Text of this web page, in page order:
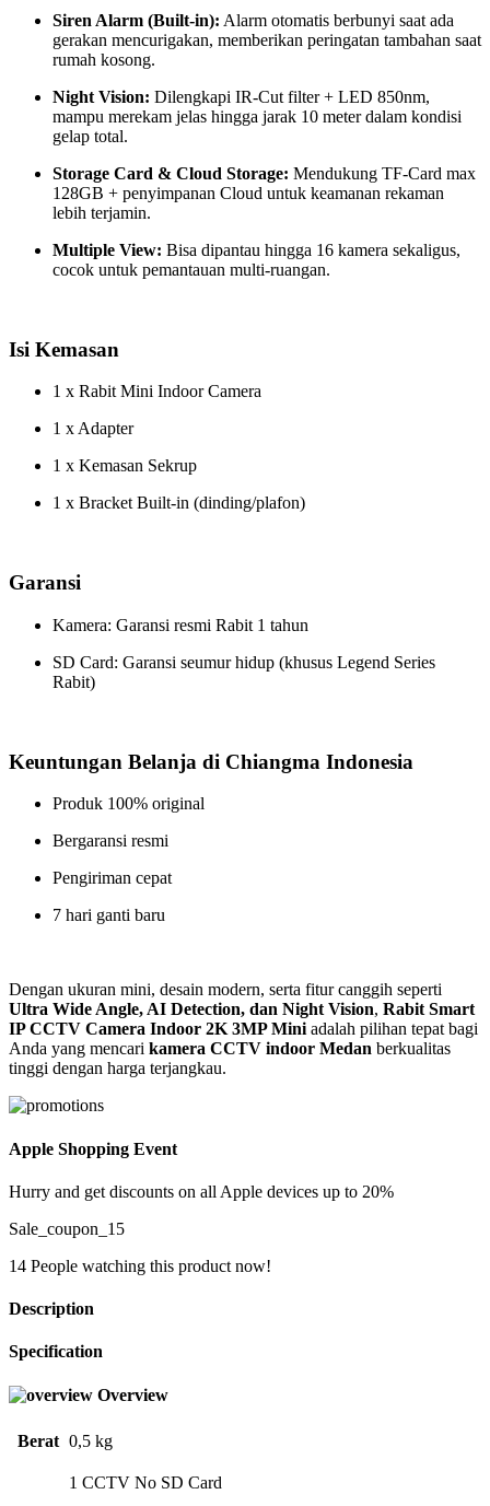
Siren Alarm (Built-in): Alarm otomatis berbunyi saat ada
gerakan mencurigakan, memberikan peringatan tambahan saat
rumah kosong.
Night Vision: Dilengkapi IR-Cut filter + LED 850nm,
mampu merekam jelas hingga jarak 10 meter dalam kondisi
gelap total.
Storage Card & Cloud Storage: Mendukung TF-Card max
128GB + penyimpanan Cloud untuk keamanan rekaman
lebih terjamin.
Multiple View: Bisa dipantau hingga 16 kamera sekaligus,
cocok untuk pemantauan multi-ruangan.
Isi Kemasan
1 x Rabit Mini Indoor Camera
1 x Adapter
1 x Kemasan Sekrup
1 x Bracket Built-in (dinding/plafon)
Garansi
Kamera: Garansi resmi Rabit 1 tahun
SD Card: Garansi seumur hidup (khusus Legend Series
Rabit)
Keuntungan Belanja di Chiangma Indonesia
Produk 100% original
Bergaransi resmi
Pengiriman cepat
7 hari ganti baru
Dengan ukuran mini, desain modern, serta fitur canggih seperti
Ultra Wide Angle, AI Detection, dan Night Vision, Rabit Smart
IP CCTV Camera Indoor 2K 3MP Mini adalah pilihan tepat bagi
Anda yang mencari kamera CCTV indoor Medan berkualitas
tinggi dengan harga terjangkau.
Apple Shopping Event
Hurry and get discounts on all Apple devices up to 20%
Sale_coupon_15
14 People watching this product now!
Description
Specification
Overview
Berat 0,5 kg
1 CCTV No SD Card